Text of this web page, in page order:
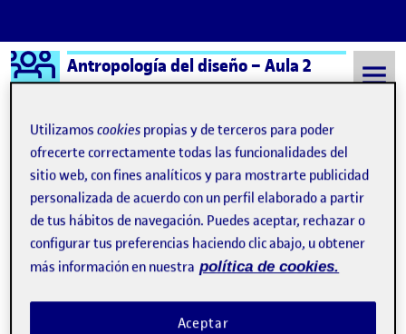
Saltar al contenido
Logo Ágora
Antropología del diseño – Aula 2
Semestre 20241 - Aula 2 11 Octubre, 2024
11 Octubre, 2024
Reto 1. La Antropología en el Diseño
Publicado por
Raquel Delgado Hernández
Fecha de publicación11 octubre, 2024 5:54 pm
comentario
Utilizamoscookies propias y de terceros para poder
ofrecerte correctamente todas las funcionalidades del
sitio web, con fines analíticos y para mostrarte publicidad
personalizada de acuerdo con un perfil elaborado a partir
de tus hábitos de navegación. Puedes aceptar, rechazar o
configurar tus preferencias haciendo clic abajo, u obtener
más información en nuestra política de cookies.
Aceptar